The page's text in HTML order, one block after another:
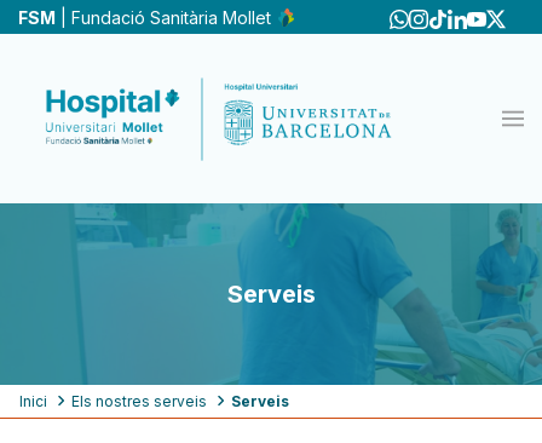
Vés
FSM | Fundació Sanitària Mollet
Serveis
Fil
Inici Els nostres serveis Serveis